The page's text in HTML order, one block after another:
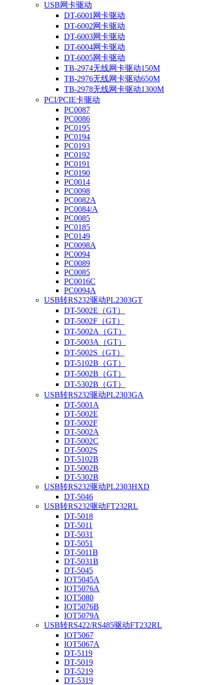
USB网卡驱动
DT-6001网卡驱动
DT-6002网卡驱动
DT-6003网卡驱动
DT-6004网卡驱动
DT-6005网卡驱动
TB-2974无线网卡驱动150M
TB-2976无线网卡驱动650M
TB-2978无线网卡驱动1300M
PCI/PCIE卡驱动
PC0087
PC0086
PC0195
PC0194
PC0193
PC0192
PC0191
PC0190
PC0014
PC0098
PC0082A
PC0084/A
PC0085
PC0185
PC0149
PC0098A
PC0094
PC0089
PC0085
PC0016C
PC0094A
USB转RS232驱动PL2303GT
DT-5002E（GT）
DT-5002F（GT）
DT-5002A（GT）
DT-5003A（GT）
DT-5002S（GT）
DT-5102B（GT）
DT-5002B（GT）
DT-5302B（GT）
USB转RS232驱动PL2303GA
DT-5001A
DT-5002E
DT-5002F
DT-5002A
DT-5002C
DT-5002S
DT-5102B
DT-5002B
DT-5302B
USB转RS232驱动PL2303HXD
DT-5046
USB转RS232驱动FT232RL
DT-5018
DT-5011
DT-5031
DT-5051
DT-5011B
DT-5031B
DT-5045
IOT5045A
IOT5076A
IOT5080
IOT5076B
IOT5079A
USB转RS422/RS485驱动FT232RL
IOT5067
IOT5067A
DT-5119
DT-5019
DT-5219
DT-5319